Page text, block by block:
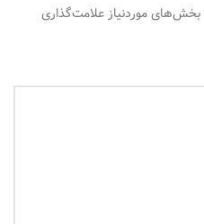
بخش‌های موردنیاز علامت‌گذاری